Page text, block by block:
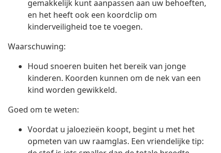
gemakkelijk kunt aanpassen aan uw behoeften,
en het heeft ook een koordclip om
kinderveiligheid toe te voegen.
Waarschuwing:
Houd snoeren buiten het bereik van jonge
kinderen. Koorden kunnen om de nek van een
kind worden gewikkeld.
Goed om te weten:
Voordat u jaloezieën koopt, begint u met het
opmeten van uw raamglas. Een vriendelijke tip: